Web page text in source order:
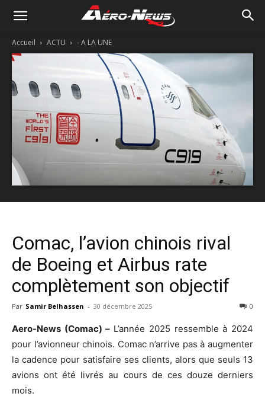
Accueil ACTU - A LA UNE
Comac, l’avion chinois rival
de Boeing et Airbus rate
complètement son objectif
Par Samir Belhassen - 30 décembre 2025 0
Aero-News (Comac) – L’année 2025 ressemble à 2024
pour l’avionneur chinois. Comac n’arrive pas à augmenter
la cadence pour satisfaire ses clients, alors que seuls 13
avions ont été livrés au cours de ces douze derniers
mois.